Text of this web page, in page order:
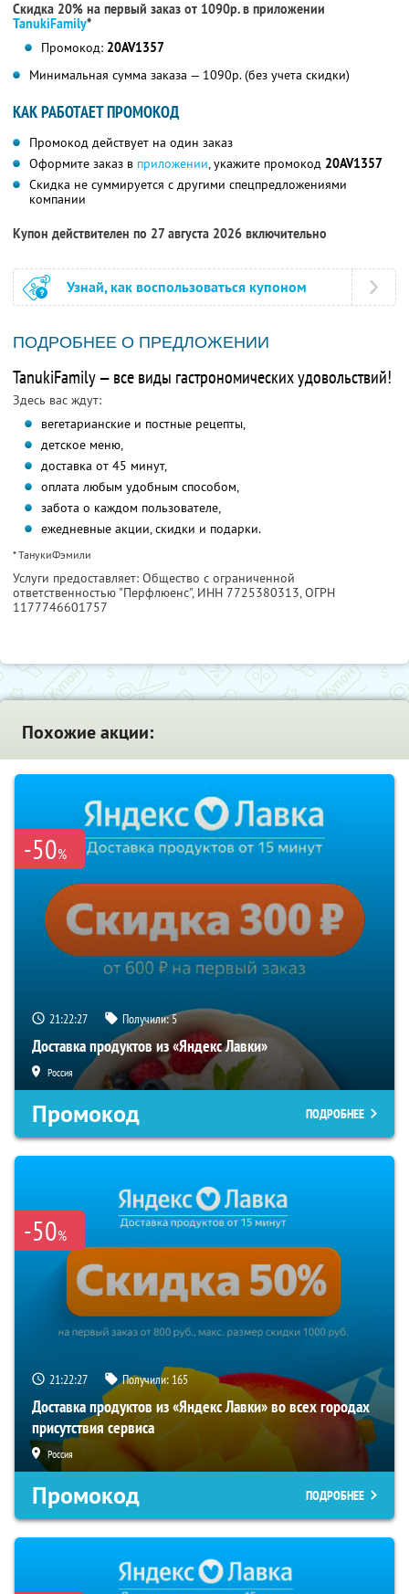
Скидка 20% на первый заказ от 1090р. в приложении
TanukiFamily*
Промокод: 20AV1357
Минимальная сумма заказа — 1090р. (без учета скидки)
КАК РАБОТАЕТ ПРОМОКОД
Промокод действует на один заказ
Оформите заказ в приложении, укажите промокод 20AV1357
Скидка не суммируется с другими спецпредложениями
компании
Купон действителен по 27 августа 2026 включительно
Узнай, как воспользоваться купоном
ПОДРОБНЕЕ О ПРЕДЛОЖЕНИИ
TanukiFamily — все виды гастрономических удовольствий!
Здесь вас ждут:
вегетарианские и постные рецепты,
детское меню,
доставка от 45 минут,
оплата любым удобным способом,
забота о каждом пользователе,
ежедневные акции, скидки и подарки.
* ТанукиФэмили
Услуги предоставляет: Общество с ограниченной
ответственностью "Перфлюенс", ИНН 7725380313, ОГРН
1177746601757
Похожие акции:
-50%
21:22:26 Получили:5
Доставка продуктов из «Яндекс Лавки»
Россия
Промокод ПОДРОБНЕЕ
-50%
21:22:26 Получили: 165
Доставка продуктов из «Яндекс Лавки» во всех городах
присутствия сервиса
Россия
Промокод ПОДРОБНЕЕ